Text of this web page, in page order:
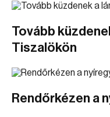
Tovább
Tiszalökön
Rendőrkézen a